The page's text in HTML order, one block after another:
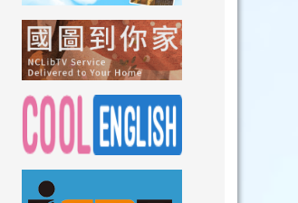
link to https://
link to https://